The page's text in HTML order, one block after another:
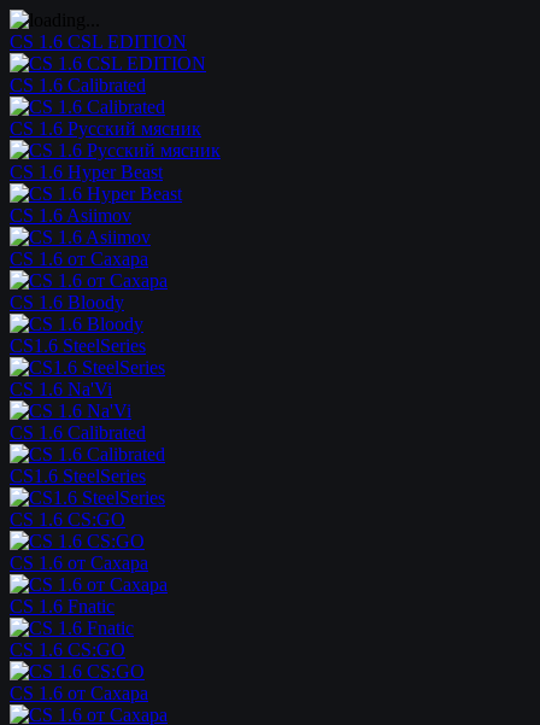
CS 1.6 CSL EDITION
CS 1.6 Calibrated
CS 1.6 Русский мясник
CS 1.6 Hyper Beast
CS 1.6 Asiimov
CS 1.6 от Сахара
CS 1.6 Bloody
CS1.6 SteelSeries
CS 1.6 Na'Vi
CS 1.6 Calibrated
CS1.6 SteelSeries
CS 1.6 CS:GO
CS 1.6 от Сахара
CS 1.6 Fnatic
CS 1.6 CS:GO
CS 1.6 от Сахара